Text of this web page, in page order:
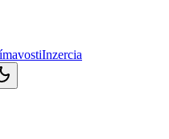
Inzercia